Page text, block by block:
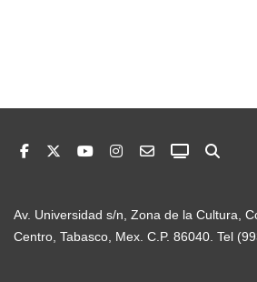
Av. Universidad s/n, Zona de la Cultura,
Centro, Tabasco, Mex. C.P. 86040. Tel